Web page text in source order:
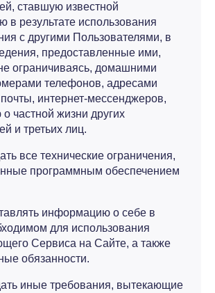
ставшую известной
в результате использования
с другими Пользователями, в
предоставленные ими,
ограничиваясь, домашними
телефонов, адресами
интернет-мессенджеров,
частной жизни других
и третьих лиц.
все технические ограничения,
программным обеспечением
информацию о себе в
для использования
Сервиса на Сайте, а также
обязанности.
иные требования, вытекающие